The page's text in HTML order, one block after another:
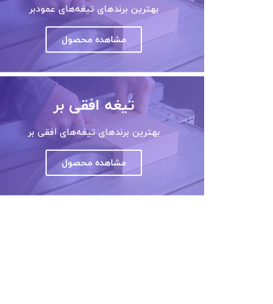
بهترین برندهای تیغه‌های عمودبر
مشاهده محصول
تیغه افقی بر
بهترین برندهای تیغه‌های افقی بر
مشاهده محصول